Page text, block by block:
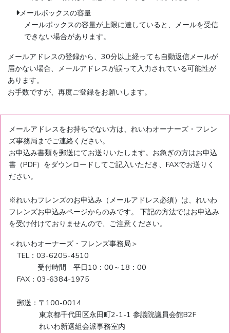
メールボックスの容量
メールボックスの容量が上限に達していると、メールを受信
できない場合があります。
メールアドレスの登録から、30分以上経っても自動返信メールが
届かない場合、メールアドレスが誤って入力されている可能性が
あります。
お手数ですが、再度ご登録をお願いします。
メールアドレスをお持ちでない方は、れいわオーナーズ・フレン
ズ事務局までご連絡ください。
お申込み書類を郵送にてお送りいたします。お急ぎの方はお申込
書（PDF）をダウンロードしてご記入いただき、FAXでお送りく
ださい。
※れいわフレンズのお申込み（メールアドレス必須）は、れいわ
フレンズお申込みページからのみです。 下記の方法ではお申込み
を受け付けておりませんので、ご注意ください。
＜れいわオーナーズ・フレンズ事務局＞
TEL：03-6205-4510
受付時間 平日10：00～18：00
FAX：03-6384-1975
郵送：〒100-0014
東京都千代田区永田町2-1-1 参議院議員会館B2F
れいわ新選組会派事務室内